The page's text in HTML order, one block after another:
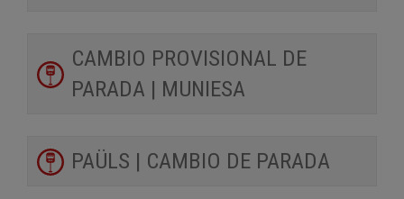
CAMBIO PROVISIONAL DE
PARADA | MUNIESA
PAÜLS | CAMBIO DE PARADA